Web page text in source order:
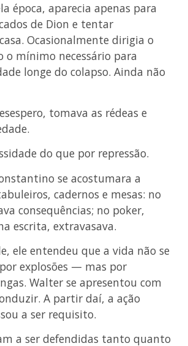
época, aparecia apenas para
de Dion e tentar
Ocasionalmente dirigia o
o mínimo necessário para
longe do colapso. Ainda não
tomava as rédeas e
do que por repressão.
se acostumara a
cadernos e mesas: no
consequências; no poker,
escrita, extravasava.
ele entendeu que a vida não se
explosões — mas por
Walter se apresentou com
A partir daí, a ação
a ser requisito.
a ser defendidas tanto quanto